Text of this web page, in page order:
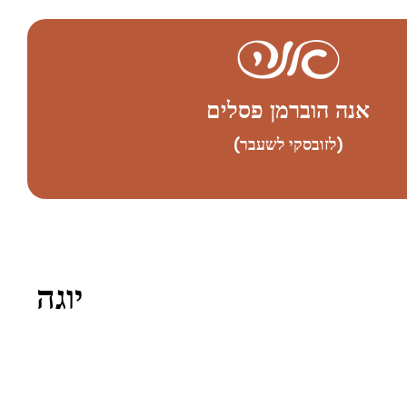
אנה הוברמן פסלים
(לזובסקי לשעבר)
יוגה